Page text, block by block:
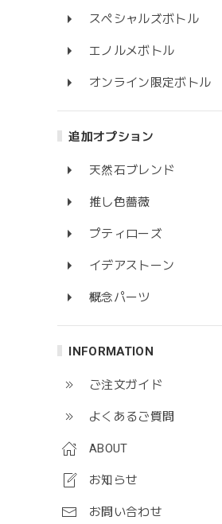
スペシャルズボトル
エノルメボトル
オンライン限定ボトル
追加オプション
天然石ブレンド
推し色薔薇
プティローズ
イデアストーン
概念パーツ
INFORMATION
ご注文ガイド
よくあるご質問
ABOUT
お知らせ
お問い合わせ